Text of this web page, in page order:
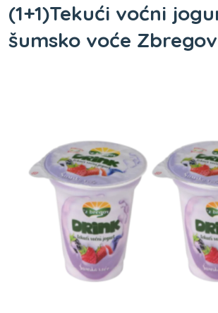
(1+1)Tekući voćni
šumsko voće